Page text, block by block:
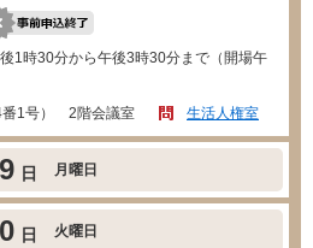
1時30分から午後3時30分まで（開場午
番1号） 2階会議室
生活人権室
日 月曜日
日 火曜日